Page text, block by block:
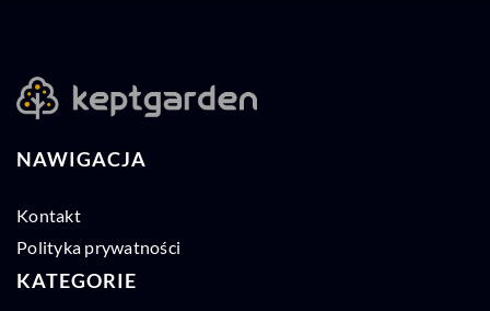
NAWIGACJA
Kontakt
Polityka prywatności
KATEGORIE